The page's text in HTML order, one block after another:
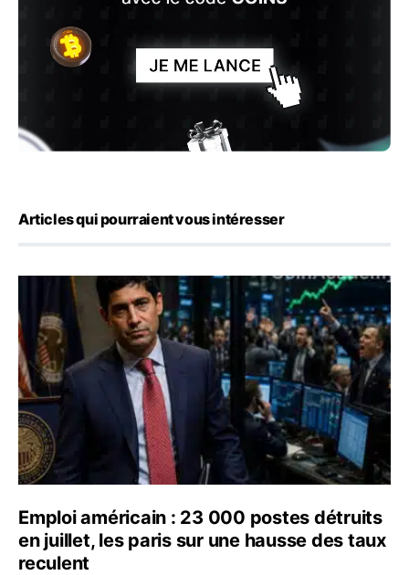
Articles qui pourraient vous intéresser
Emploi américain : 23 000 postes détruits en juillet, les
Emploi américain : 23 000 postes détruits
en juillet, les paris sur une hausse des taux
reculent